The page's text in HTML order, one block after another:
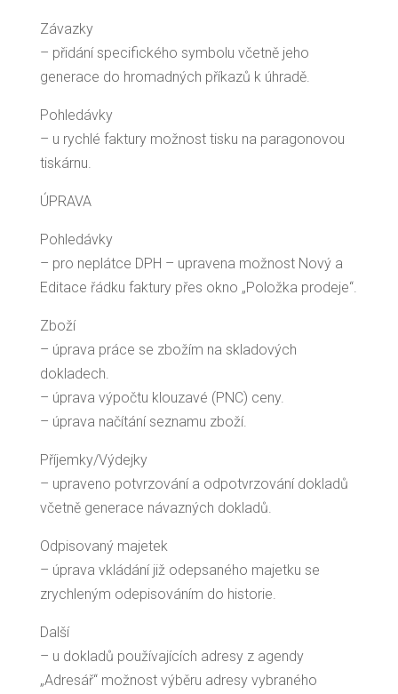
Závazky
– přidání specifického symbolu včetně jeho
generace do hromadných příkazů k úhradě.
Pohledávky
– u rychlé faktury možnost tisku na paragonovou
tiskárnu.
ÚPRAVA
Pohledávky
– pro neplátce DPH – upravena možnost Nový a
Editace řádku faktury přes okno „Položka prodeje“.
Zboží
– úprava práce se zbožím na skladových
dokladech.
– úprava výpočtu klouzavé (PNC) ceny.
– úprava načítání seznamu zboží.
Příjemky/Výdejky
– upraveno potvrzování a odpotvrzování dokladů
včetně generace návazných dokladů.
Odpisovaný majetek
– úprava vkládání již odepsaného majetku se
zrychleným odepisováním do historie.
Další
– u dokladů používajících adresy z agendy
„Adresář“ možnost výběru adresy vybraného